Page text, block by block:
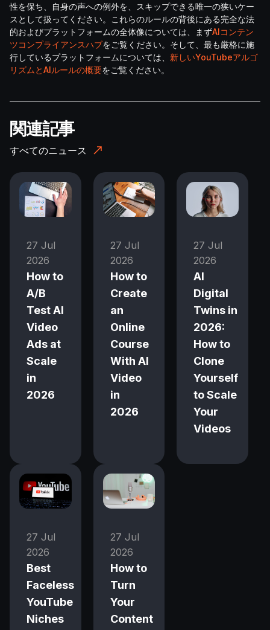
性を保ち、自身の声への例外を、スキップできる唯一の狭いケー
スとして扱ってください。これらのルールの背後にある完全な法
的およびプラットフォームの全体像については、まずAIコンテン
ツコンプライアンスハブをご覧ください。そして、最も厳格に施
行しているプラットフォームについては、 新しいYouTubeアルゴ
リズムとAIルールの概要をご覧ください。
関連記事
すべてのニュース
27 Jul
2026
How to
A/B
Test AI
Video
Ads at
Scale
in
2026
27 Jul
2026
How to
Create
an
Online
Course
With AI
Video
in
2026
27 Jul
2026
AI
Digital
Twins in
2026:
How to
Clone
Yourself
to Scale
Your
Videos
27 Jul
2026
Best
Faceless
YouTube
Niches
27 Jul
2026
How to
Turn
Your
Content